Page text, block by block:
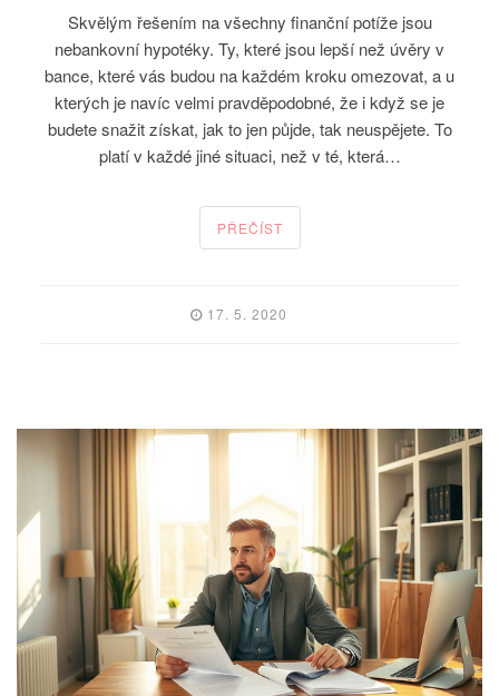
Skvělým řešením na všechny finanční potíže jsou
nebankovní hypotéky. Ty, které jsou lepší než úvěry v
bance, které vás budou na každém kroku omezovat, a u
kterých je navíc velmi pravděpodobné, že i když se je
budete snažit získat, jak to jen půjde, tak neuspějete. To
platí v každé jiné situaci, než v té, která…
PŘEČÍST
17. 5. 2020